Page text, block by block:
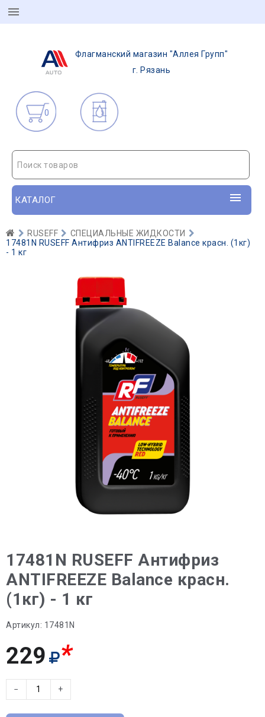
Флагманский магазин "Аллея Групп"
г. Рязань
0
Поиск товаров
КАТАЛОГ
RUSEFF
СПЕЦИАЛЬНЫЕ ЖИДКОСТИ
17481N RUSEFF Антифриз ANTIFREEZE Balance красн. (1кг)
- 1 кг
17481N RUSEFF Антифриз
ANTIFREEZE Balance красн.
(1кг) - 1 кг
Артикул: 17481N
229 *
− +